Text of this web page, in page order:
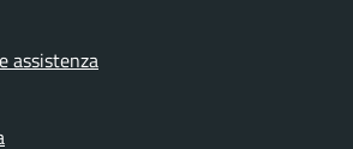
assistenza